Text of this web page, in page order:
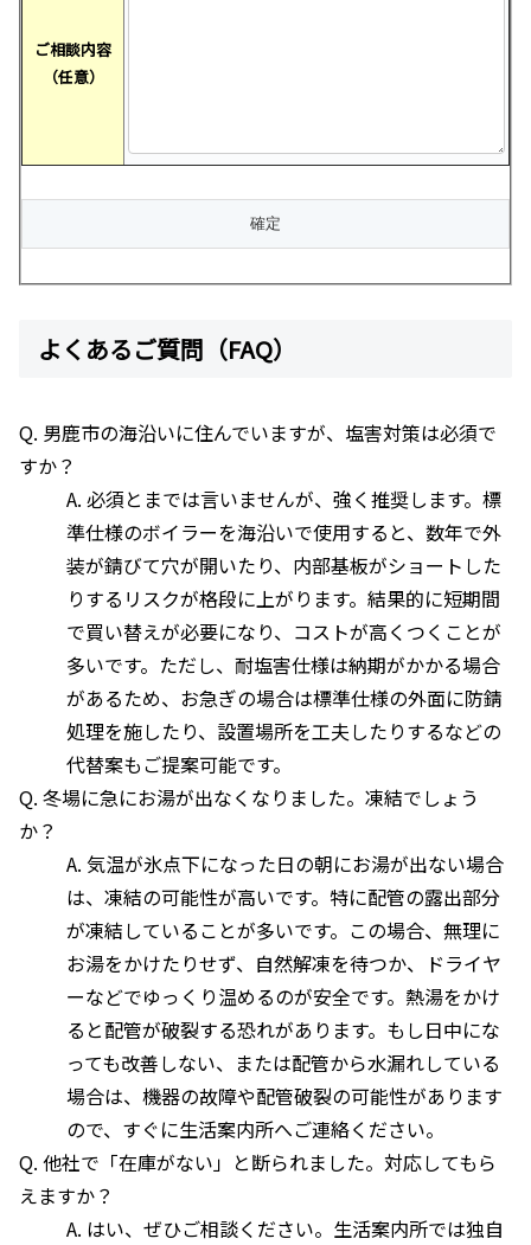
ご相談内容
（任意）
よくあるご質問（FAQ）
Q. 男鹿市の海沿いに住んでいますが、塩害対策は必須で
すか？
A. 必須とまでは言いませんが、強く推奨します。標
準仕様のボイラーを海沿いで使用すると、数年で外
装が錆びて穴が開いたり、内部基板がショートした
りするリスクが格段に上がります。結果的に短期間
で買い替えが必要になり、コストが高くつくことが
多いです。ただし、耐塩害仕様は納期がかかる場合
があるため、お急ぎの場合は標準仕様の外面に防錆
処理を施したり、設置場所を工夫したりするなどの
代替案もご提案可能です。
Q. 冬場に急にお湯が出なくなりました。凍結でしょう
か？
A. 気温が氷点下になった日の朝にお湯が出ない場合
は、凍結の可能性が高いです。特に配管の露出部分
が凍結していることが多いです。この場合、無理に
お湯をかけたりせず、自然解凍を待つか、ドライヤ
ーなどでゆっくり温めるのが安全です。熱湯をかけ
ると配管が破裂する恐れがあります。もし日中にな
っても改善しない、または配管から水漏れしている
場合は、機器の故障や配管破裂の可能性があります
ので、すぐに生活案内所へご連絡ください。
Q. 他社で「在庫がない」と断られました。対応してもら
えますか？
A. はい、ぜひご相談ください。生活案内所では独自